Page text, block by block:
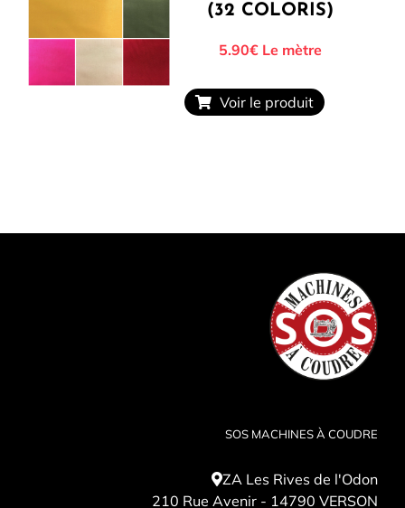
(32 COLORIS)
5.90€Le mètre
Voir le produit
SOS MACHINES À COUDRE
ZA Les Rives de l'Odon
210 Rue Avenir - 14790 VERSON